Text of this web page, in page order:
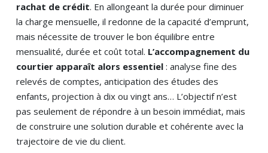
rachat de crédit. En allongeant la durée pour diminuer
la charge mensuelle, il redonne de la capacité d’emprunt,
mais nécessite de trouver le bon équilibre entre
mensualité, durée et coût total. L’accompagnement du
courtier apparaît alors essentiel : analyse fine des
relevés de comptes, anticipation des études des
enfants, projection à dix ou vingt ans… L’objectif n’est
pas seulement de répondre à un besoin immédiat, mais
de construire une solution durable et cohérente avec la
trajectoire de vie du client.